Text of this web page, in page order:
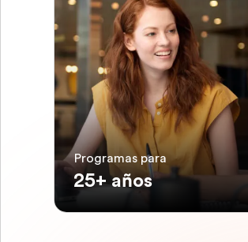
Programas para
25+ años